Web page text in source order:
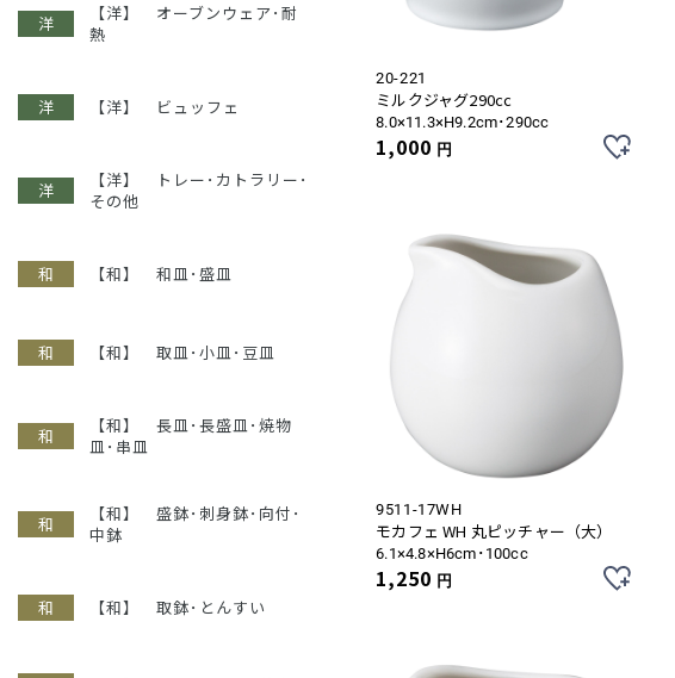
【洋】 オーブンウェア･耐
熱
【洋】 ビュッフェ
【洋】 トレー･カトラリー･
その他
【和】 和皿･盛皿
【和】 取皿･小皿･豆皿
【和】 長皿･長盛皿･焼物
皿･串皿
【和】 盛鉢･刺身鉢･向付･
中鉢
【和】 取鉢･とんすい
20-221
ミルクジャグ290cc
8.0×11.3×H9.2cm･290cc
1,000 円
9511-17WH
モカフェ WH 丸ピッチャー（大）
6.1×4.8×H6cm･100cc
1,250 円